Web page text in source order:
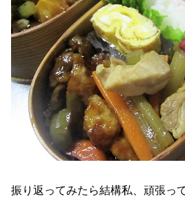
振り返ってみたら結構私、頑張っ